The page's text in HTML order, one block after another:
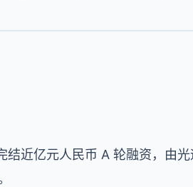
结近亿元人民币 A 轮融资，由